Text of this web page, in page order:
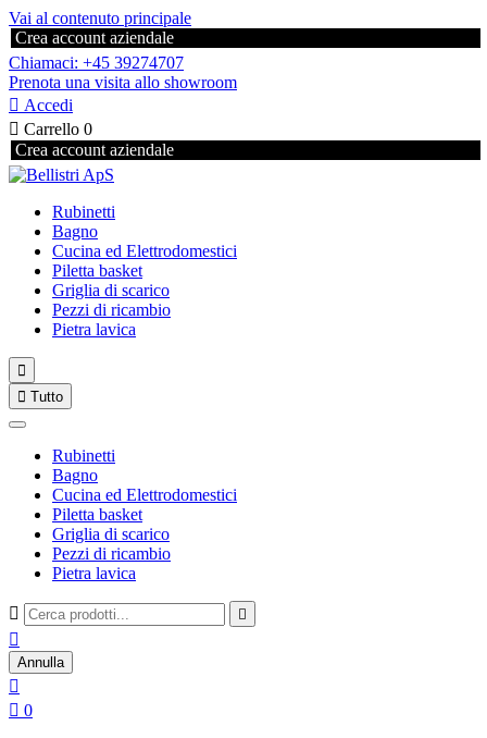
Vai al contenuto principale
Crea account aziendale
Chiamaci: +45 39274707
Prenota una visita allo showroom
 Accedi
 Carrello 0
Crea account aziendale
Rubinetti
Bagno
Cucina ed Elettrodomestici
Piletta basket
Griglia di scarico
Pezzi di ricambio
Pietra lavica

 Tutto
Rubinetti
Bagno
Cucina ed Elettrodomestici
Piletta basket
Griglia di scarico
Pezzi di ricambio
Pietra lavica
 

Annulla

 0